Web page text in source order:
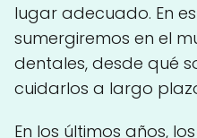
lugar adecuado. En
sumergiremos en el
dentales, desde qué
cuidarlos a largo
En los últimos años, los